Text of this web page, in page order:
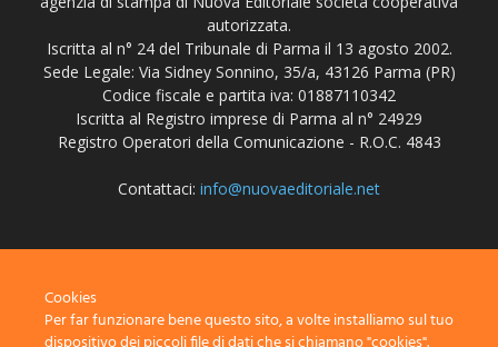
autorizzata.
Iscritta al n° 24 del Tribunale di Parma il 13 agosto 2002.
Sede Legale: Via Sidney Sonnino, 35/a, 43126 Parma (PR)
Codice fiscale e partita iva: 01887110342
Iscritta al Registro imprese di Parma al n° 24929
Registro Operatori della Comunicazione - R.O.C. 4843
Contattaci: info@nuovaeditoriale.net
Cookies
Per far funzionare bene questo sito, a volte installiamo sul tuo